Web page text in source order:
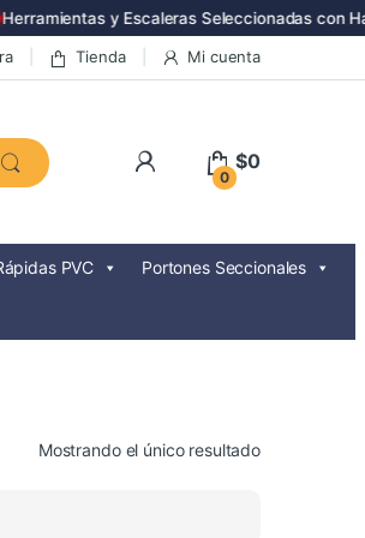
y Escaleras Seleccionadas con
Tienda Mi cuenta
0
$0
PVC Portones Seccionales
Mostrando el único resultado